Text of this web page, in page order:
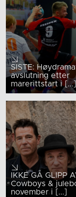
SISTE:
avslutning etter
marerittstart i [...]
IKKE GÅ GLIPP
Cowboys &
november i [...]